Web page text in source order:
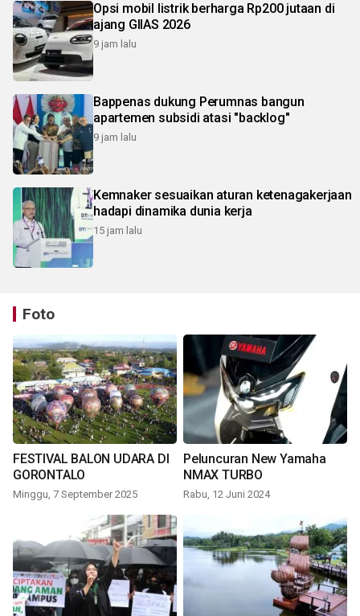
Opsi mobil listrik berharga Rp200 jutaan di
ajang GIIAS 2026
9 jam lalu
Bappenas dukung Perumnas bangun
apartemen subsidi atasi "backlog"
9 jam lalu
Kemnaker sesuaikan aturan ketenagakerjaan
hadapi dinamika dunia kerja
15 jam lalu
Foto
FESTIVAL BALON UDARA DI
GORONTALO
Minggu, 7 September 2025
Peluncuran New Yamaha
NMAX TURBO
Rabu, 12 Juni 2024